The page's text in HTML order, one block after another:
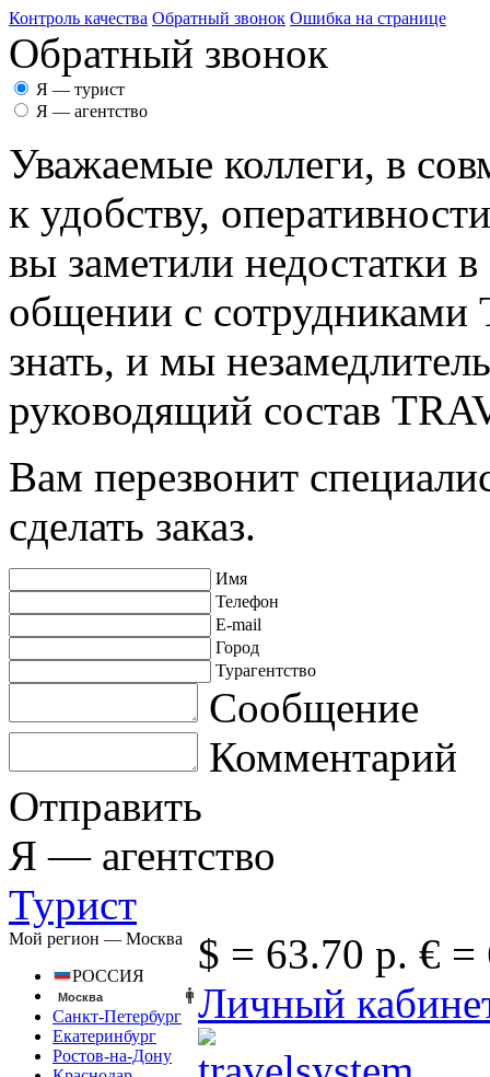
Контроль качества Обратный звонок Ошибка на странице
Обратный звонок
Я — турист
Я — агентство
Уважаемые коллеги, в
к удобству,
вы заметили недостатки
общении с
знать, и мы
руководящий состав
Вам перезвонит
сделать заказ.
Имя
Телефон
E-mail
Город
Турагентство
Сообщение
Комментарий
Отправить
Я — агентство
Турист
Мой регион — Москва
РОССИЯ
Москва
Санкт-Петербург
Екатеринбург
Ростов-на-Дону
$ = 63.70 р. € =
Личный